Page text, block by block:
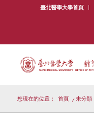
臺北醫學大學首頁
您現在的位置： 首頁 / 未分類